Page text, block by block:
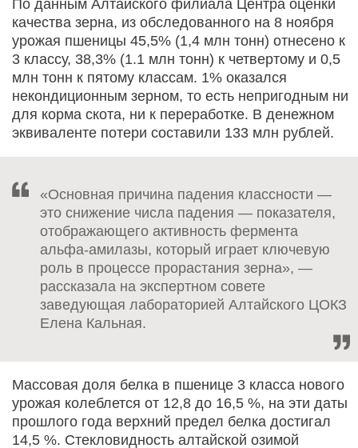
По данным Алтайского филиала Центра оценки
качества зерна, из обследованного на 8 ноября
урожая пшеницы 45,5% (1,4 млн тонн) отнесено к
3 классу, 38,3% (1.1 млн тонн) к четвертому и 0,5
млн тонн к пятому классам. 1% оказался
некондиционным зерном, то есть непригодным ни
для корма скота, ни к переработке. В денежном
эквиваленте потери составили 133 млн рублей.
«Основная причина падения классности —
это снижение числа падения — показателя,
отображающего активность фермента
альфа-амилазы, который играет ключевую
роль в процессе прорастания зерна», —
рассказала на экспертном совете
заведующая лабораторией Алтайского ЦОКЗ
Елена Кальная.
Массовая доля белка в пшенице 3 класса нового
урожая колеблется от 12,8 до 16,5 %, на эти даты
прошлого года верхний предел белка достигал
14,5 %. Стекловидность алтайской озимой